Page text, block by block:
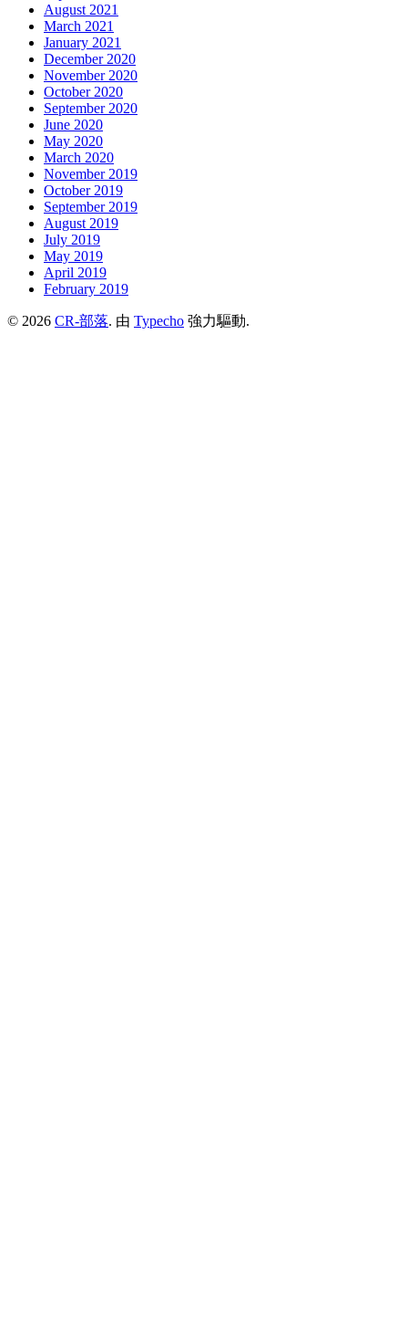
August 2021
March 2021
January 2021
December 2020
November 2020
October 2020
September 2020
June 2020
May 2020
March 2020
November 2019
October 2019
September 2019
August 2019
July 2019
May 2019
April 2019
February 2019
© 2026 CR-部落. 由 Typecho 強力驅動.